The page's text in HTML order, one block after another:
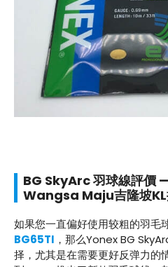
BG SkyArc 羽球線評價
Wangsa Maju吉隆坡KL
如果您一直偏好使用较粗的羽毛
BG65TI ，那么Yonex BG
择，尤其是在需要更好反弹力的